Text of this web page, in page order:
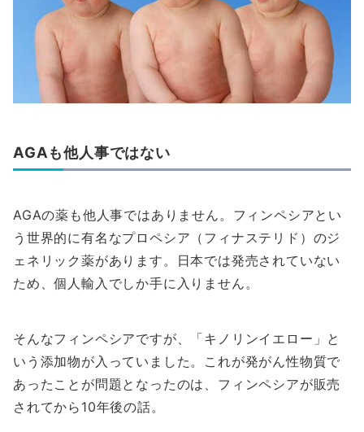
AGAも他人事ではない
AGAの薬も他人事ではありません。フィンペシアとい
う世界的に有名なプロペシア（フィナステリド）のジ
ェネリック薬があります。日本では発売されていない
ため、個人輸入でしか手に入りません。
そんなフィンペシアですが、「キノリンイエロー」と
いう添加物が入っていました。これが発がん性物質で
あったことが問題となったのは、フィンペシアが販売
されてから10年後の話。